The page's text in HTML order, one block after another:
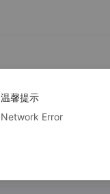
温馨提示
Network Error